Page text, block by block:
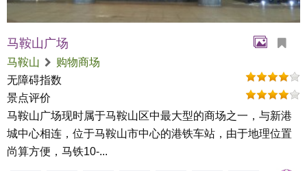
马鞍山广场
马鞍山
购物商场
无障碍指数
景点评价
马鞍山广场现时属于马鞍山区中最大型的商场之一，与新港
城中心相连，位于马鞍山市中心的港铁车站，由于地理位置
尚算方便，马铁10-...